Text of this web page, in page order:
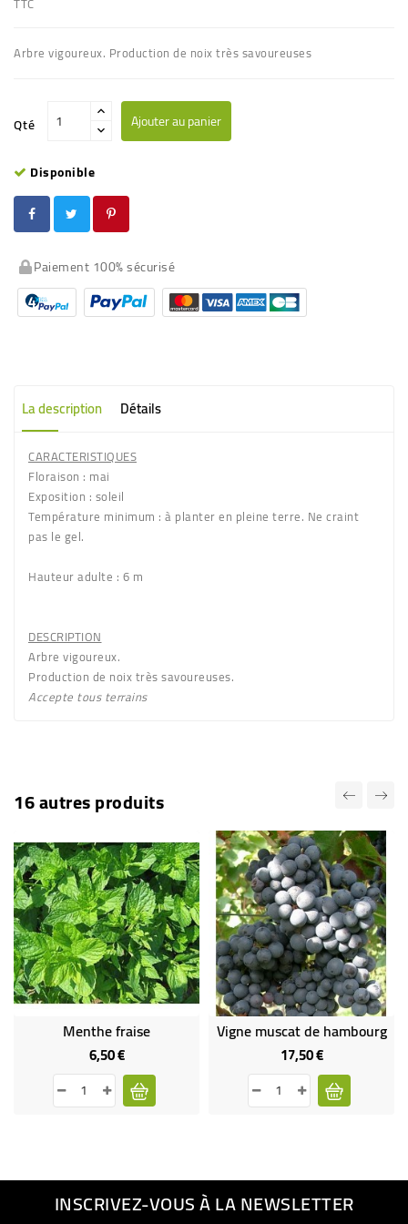
Arbre vigoureux. Production de noix très savoureuses
Qté Ajouter au panier
Disponible
Paiement 100% sécurisé
La description Détails
CARACTERISTIQUES
Floraison : mai
Exposition : soleil
Température minimum : à planter en pleine terre. Ne craint
pas le gel.
Hauteur adulte : 6 m
DESCRIPTION
Arbre vigoureux.
Production de noix très savoureuses.
Accepte tous terrains
16 autres produits
Menthe fraise
6,50 €Prix
Vigne muscat de hambourg
17,50 €Prix
INSCRIVEZ-VOUS À LA NEWSLETTER